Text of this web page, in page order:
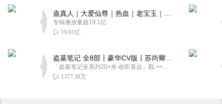
专辑播放量超19.1亿
19.01亿
「盗墓笔记全系列20+本 收听直达」戳 >>改编自南派三叔同名作品，腾讯音乐娱乐集团出品，冠声文化制作，...
1377.38万